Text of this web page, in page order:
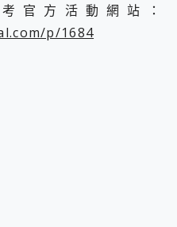
官方活動網站：
p/1684